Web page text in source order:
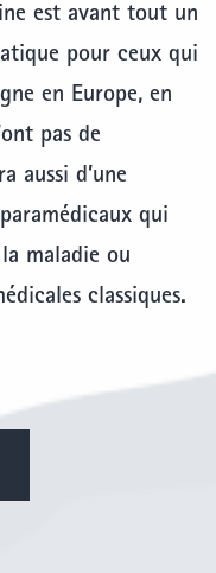
est avant tout un
pour ceux qui
en Europe, en
pas de
aussi d’une
qui
maladie ou
classiques.